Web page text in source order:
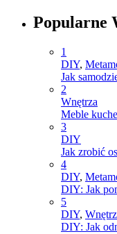
Popularne
1
DIY,
Jak
2
Wnętrza
Meble
3
DIY
Jak zrobić
4
DIY,
DIY: Jak
5
DIY,
DIY: Jak